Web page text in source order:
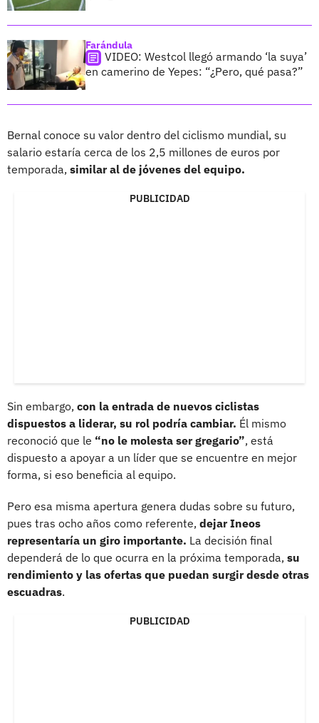
Farándula
VIDEO: Westcol llegó armando ‘la suya’
en camerino de Yepes: “¿Pero, qué pasa?”
Bernal conoce su valor dentro del ciclismo mundial, su
salario estaría cerca de los 2,5 millones de euros por
temporada, similar al de jóvenes del equipo.
PUBLICIDAD
Sin embargo, con la entrada de nuevos ciclistas
dispuestos a liderar, su rol podría cambiar. Él mismo
reconoció que le “no le molesta ser gregario”, está
dispuesto a apoyar a un líder que se encuentre en mejor
forma, si eso beneficia al equipo.
Pero esa misma apertura genera dudas sobre su futuro,
pues tras ocho años como referente, dejar Ineos
representaría un giro importante. La decisión final
dependerá de lo que ocurra en la próxima temporada, su
rendimiento y las ofertas que puedan surgir desde otras
escuadras.
PUBLICIDAD